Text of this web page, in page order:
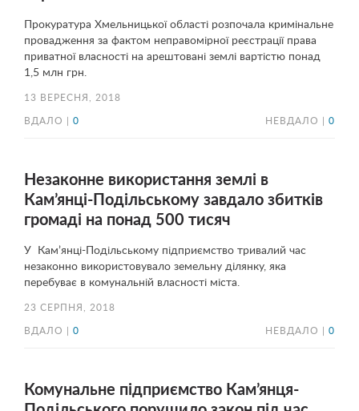
Прокуратура Хмельницької області розпочала кримінальне
провадження за фактом неправомірної реєстрації права
приватної власності на арештовані землі вартістю понад
1,5 млн грн.
13 ВЕРЕСНЯ, 2018
ВДАЛО | 0 НЕВДАЛО | 0
Незаконне використання землі в
Кам’янці-Подільському завдало збитків
громаді на понад 500 тисяч
У Кам’янці-Подільському підприємство тривалий час
незаконно використовувало земельну ділянку, яка
перебуває в комунальній власності міста.
23 СЕРПНЯ, 2018
ВДАЛО | 0 НЕВДАЛО | 0
Комунальне підприємство Кам’янця-